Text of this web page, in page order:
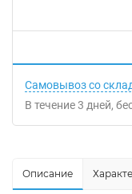
Самовывоз со
В течение3 дней
Описание